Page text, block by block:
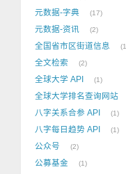
元数据-字典 17
元数据-资讯 2
全国省市区街道信息 1
全文检索 2
全球大学 API 1
全球大学排名查询网站
八字关系合参 API 1
八字每日趋势 API 1
公众号 2
公募基金 1